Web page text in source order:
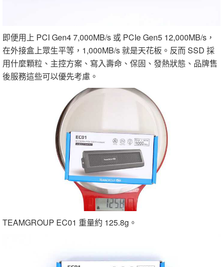
即便用上 PCI Gen4 7,000MB/s 或 PCIe Gen5 12,000MB/s，
在外接盒上眾生平等，1,000MB/s 就是天花板。反而 SSD 採
用什麼顆粒、主控方案、寫入壽命、保固、發熱狀態、品牌售
後服務這些可以優先考慮。
TEAMGROUP EC01 重量約 125.8g。